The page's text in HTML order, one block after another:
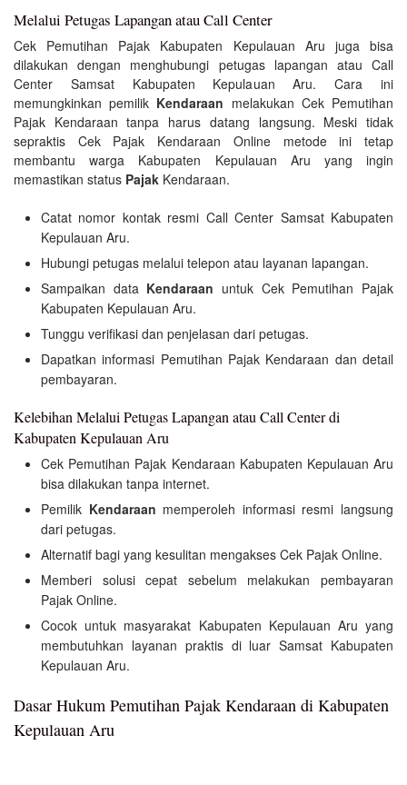
Melalui Petugas Lapangan atau Call Center
Cek Pemutihan Pajak Kabupaten Kepulauan Aru juga bisa
dilakukan dengan menghubungi petugas lapangan atau Call
Center Samsat Kabupaten Kepulauan Aru. Cara ini
memungkinkan pemilik Kendaraan melakukan Cek Pemutihan
Pajak Kendaraan tanpa harus datang langsung. Meski tidak
sepraktis Cek Pajak Kendaraan Online metode ini tetap
membantu warga Kabupaten Kepulauan Aru yang ingin
memastikan status Pajak Kendaraan.
Catat nomor kontak resmi Call Center Samsat Kabupaten
Kepulauan Aru.
Hubungi petugas melalui telepon atau layanan lapangan.
Sampaikan data Kendaraan untuk Cek Pemutihan Pajak
Kabupaten Kepulauan Aru.
Tunggu verifikasi dan penjelasan dari petugas.
Dapatkan informasi Pemutihan Pajak Kendaraan dan detail
pembayaran.
Kelebihan Melalui Petugas Lapangan atau Call Center di
Kabupaten Kepulauan Aru
Cek Pemutihan Pajak Kendaraan Kabupaten Kepulauan Aru
bisa dilakukan tanpa internet.
Pemilik Kendaraan memperoleh informasi resmi langsung
dari petugas.
Alternatif bagi yang kesulitan mengakses Cek Pajak Online.
Memberi solusi cepat sebelum melakukan pembayaran
Pajak Online.
Cocok untuk masyarakat Kabupaten Kepulauan Aru yang
membutuhkan layanan praktis di luar Samsat Kabupaten
Kepulauan Aru.
Dasar Hukum Pemutihan Pajak Kendaraan di Kabupaten
Kepulauan Aru